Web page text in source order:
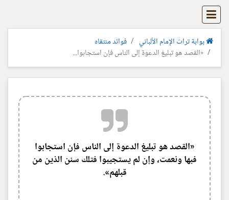
بوابة تراث الإمام الألباني
فوائد منتقاه
«القصد هو تبليغ الدعوة إلى الناس فإن استجابوا...
«القصد هو تبليغ الدعوة إلى الناس فإن استجابوا
فبها ونعمت، وإن لم يستجيبوا فتلك سنن الذين من
قبلهم».